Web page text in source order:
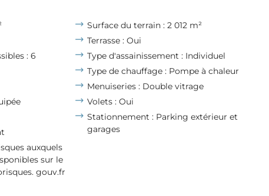
: 6
auxquels
sur le
gouv.fr
Surface du terrain : 2 012 m²
Terrasse : Oui
Type d'assainissement : Individuel
Type de chauffage : Pompe à chaleur
Menuiseries : Double vitrage
Volets : Oui
Stationnement : Parking extérieur et
garages